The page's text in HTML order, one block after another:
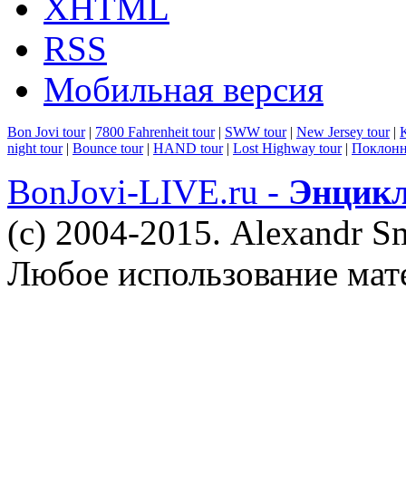
RSS
Мобильная версия
Bon Jovi tour| 7800 Fahrenheit tour| SWW tour| New Jersey tour|
night tour| Bounce tour| HAND tour| Lost Highway tour|
BonJovi-LIVE.ru -
(c) 2004-2015. Alexandr
Любое использование